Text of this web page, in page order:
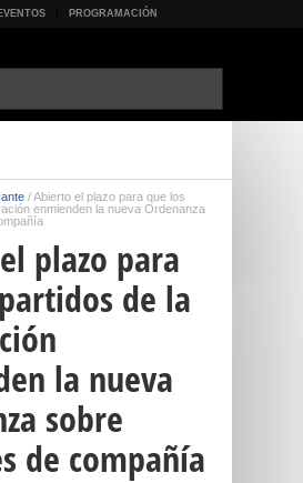
PROGRAMACIÓN
/Abierto el plazo para que los
enmienden la nueva Ordenanza
plazo para
de la
la nueva
sobre
de compañía